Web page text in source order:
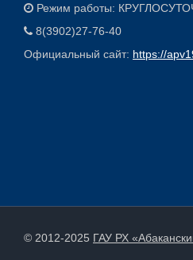
Режим работы:
8(3902)27-76-40
Официальный сайт: https://
© 2012-2025 ГАУ РХ